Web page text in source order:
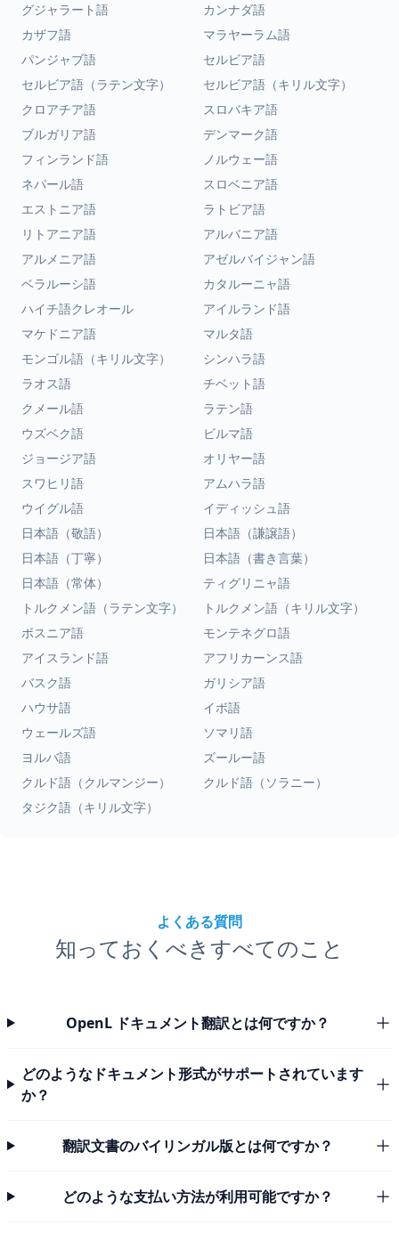
グジャラート語
カンナダ語
カザフ語
マラヤーラム語
パンジャブ語
セルビア語
セルビア語（ラテン文字）
セルビア語（キリル文字）
クロアチア語
スロバキア語
ブルガリア語
デンマーク語
フィンランド語
ノルウェー語
ネパール語
スロベニア語
エストニア語
ラトビア語
リトアニア語
アルバニア語
アルメニア語
アゼルバイジャン語
ベラルーシ語
カタルーニャ語
ハイチ語クレオール
アイルランド語
マケドニア語
マルタ語
モンゴル語（キリル文字）
シンハラ語
ラオス語
チベット語
クメール語
ラテン語
ウズベク語
ビルマ語
ジョージア語
オリヤー語
スワヒリ語
アムハラ語
ウイグル語
イディッシュ語
日本語（敬語）
日本語（謙譲語）
日本語（丁寧）
日本語（書き言葉）
日本語（常体）
ティグリニャ語
トルクメン語（ラテン文字）
トルクメン語（キリル文字）
ボスニア語
モンテネグロ語
アイスランド語
アフリカーンス語
バスク語
ガリシア語
ハウサ語
イボ語
ウェールズ語
ソマリ語
ヨルバ語
ズールー語
クルド語（クルマンジー）
クルド語（ソラニー）
タジク語（キリル文字）
よくある質問
知っておくべきすべてのこと
OpenL ドキュメント翻訳とは何ですか？
どのようなドキュメント形式がサポートされています
か？
翻訳文書のバイリンガル版とは何ですか？
どのような支払い方法が利用可能ですか？